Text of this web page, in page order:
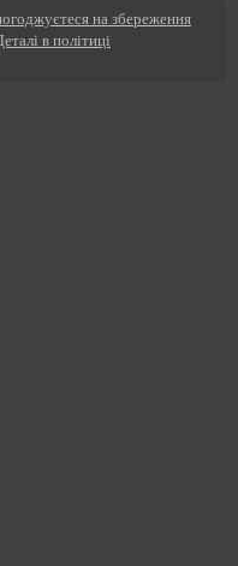
на збереження
в політиці